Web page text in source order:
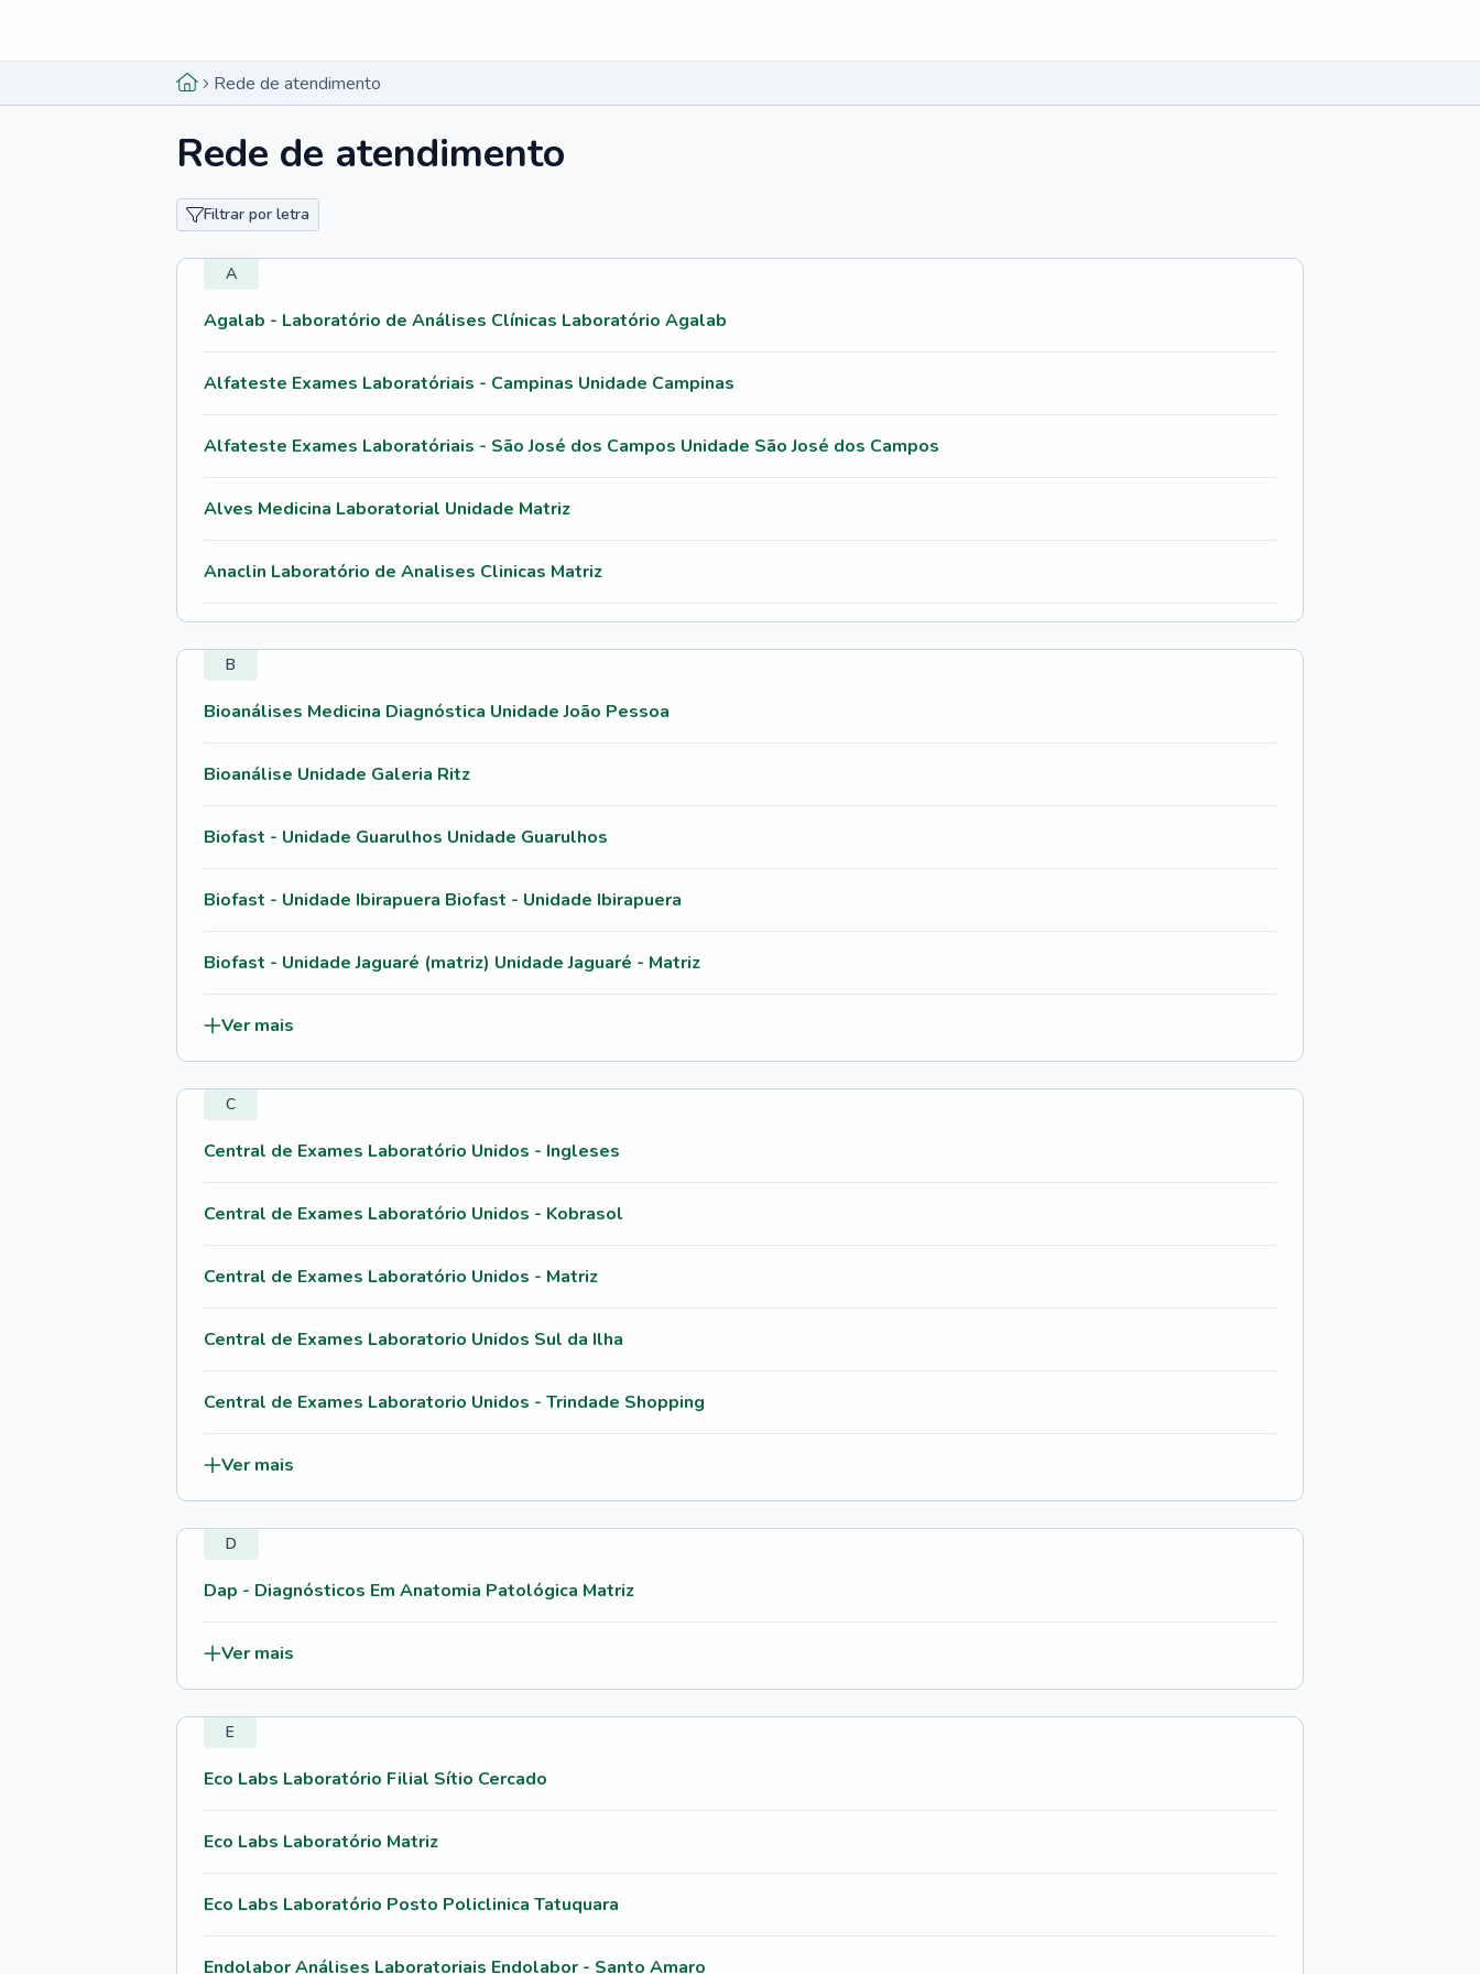
Rede de atendimento
Rede de atendimento
Filtrar por letra
A
Agalab - Laboratório de Análises Clínicas Laboratório Agalab
Alfateste Exames Laboratóriais - Campinas Unidade Campinas
Alfateste Exames Laboratóriais - São José dos Campos Unidade São José dos Campos
Alves Medicina Laboratorial Unidade Matriz
Anaclin Laboratório de Analises Clinicas Matriz
B
Bioanálises Medicina Diagnóstica Unidade João Pessoa
Bioanálise Unidade Galeria Ritz
Biofast - Unidade Guarulhos Unidade Guarulhos
Biofast - Unidade Ibirapuera Biofast - Unidade Ibirapuera
Biofast - Unidade Jaguaré (matriz) Unidade Jaguaré - Matriz
Ver mais
C
Central de Exames Laboratório Unidos - Ingleses
Central de Exames Laboratório Unidos - Kobrasol
Central de Exames Laboratório Unidos - Matriz
Central de Exames Laboratorio Unidos Sul da Ilha
Central de Exames Laboratorio Unidos - Trindade Shopping
Ver mais
D
Dap - Diagnósticos Em Anatomia Patológica Matriz
Ver mais
E
Eco Labs Laboratório Filial Sítio Cercado
Eco Labs Laboratório Matriz
Eco Labs Laboratório Posto Policlinica Tatuquara
Endolabor Análises Laboratoriais Endolabor - Santo Amaro